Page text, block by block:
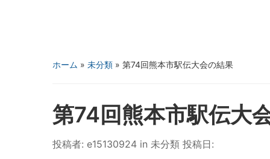
ホーム » 未分類 » 第74回熊本市駅伝大会の結果
第74回熊本市駅伝大
投稿者: e15130924 in 未分類 投稿日: